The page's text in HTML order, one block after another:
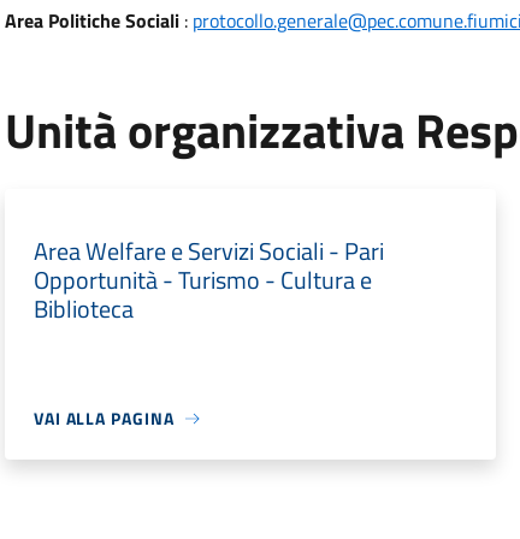
Area Politiche Sociali:
Unità organizzativa
Area Welfare e Servizi Sociali - Pari
Opportunità - Turismo - Cultura e
Biblioteca
VAI ALLA PAGINA